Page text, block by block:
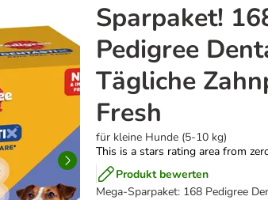
Sparpaket!
Pedigree
Tägliche
Fresh
für kleine Hunde (5-10 kg)
This is a stars rating area from
Produkt bewerten
Mega-Sparpaket: 168 Pedigree